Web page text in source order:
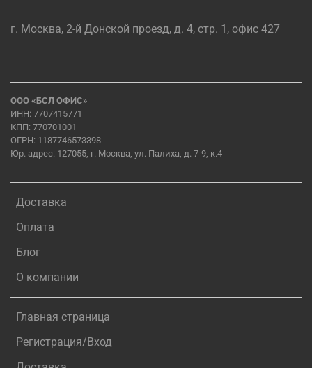
ООО «БСЛ ОФИС»
ИНН: 7707415771
КПП: 770701001
ОГРН: 1187746573398
Юр. адрес: 127055, г. Москва, ул. Палиха, д. 7-9, к.4
Доставка
Оплата
Блог
О компании
Главная страница
Регистрация/Вход
г. Москва, 2-й Донской проезд, д. 4, стр. 1, офис 427